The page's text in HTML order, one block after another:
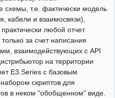
схемы, т.е. фактически модель
кабели и взаимосвязи),
любой отчет
за счет написания
взаимодействующих с API
на территории
E3.Series с базовым
скриптов для
в неком "обобщенном" виде.